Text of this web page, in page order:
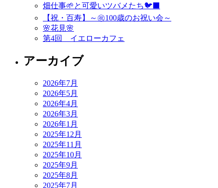
畑仕事🌱と可愛いツバメたち🐦‍⬛
【祝・百寿】～㊗️100歳のお祝い会～
🌸花見🌸
第4回 イエローカフェ
アーカイブ
2026年7月
2026年5月
2026年4月
2026年3月
2026年1月
2025年12月
2025年11月
2025年10月
2025年9月
2025年8月
2025年7月